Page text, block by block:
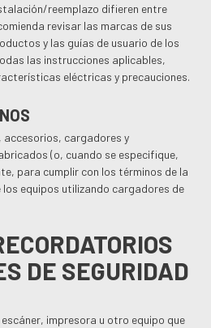
reemplazo difieren entre
revisar las marcas de sus
y las guías de usuario de los
las instrucciones aplicables,
eléctricas y precauciones.
cargadores y
(o, cuando se especifique,
para cumplir con los términos de la
equipos utilizando cargadores de
DE SEGURIDAD
impresora u otro equipo que